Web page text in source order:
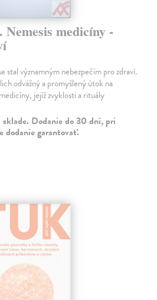
medicíny -
stal významným nebezpečím pro zdraví.
odvážný a promyšlený útok na
jejíž zvyklosti a rituály
Dodanie do 30 dní, pri
dodanie garantovať.